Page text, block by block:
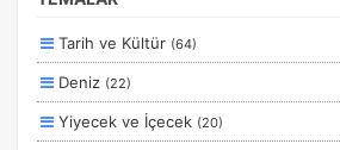
Planlanan
Otobüs Ile
Uçak Ile
Tarih ve Kültür (64)
Deniz (22)
Yiyecek ve İçecek (20)